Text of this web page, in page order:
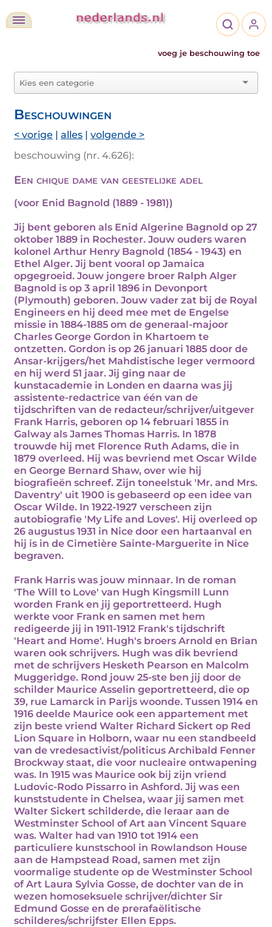
voeg je beschouwing toe
Beschouwingen
< vorige | alles | volgende >
beschouwing (nr. 4.626):
Een chique dame van geestelijke adel
(voor Enid Bagnold (1889 - 1981))
Jij bent geboren als Enid Algerine Bagnold op 27
oktober 1889 in Rochester. Jouw ouders waren
kolonel Arthur Henry Bagnold (1854 - 1943) en
Ethel Alger. Jij bent vooral op Jamaica
opgegroeid. Jouw jongere broer Ralph Alger
Bagnold is op 3 april 1896 in Devonport
(Plymouth) geboren. Jouw vader zat bij de Royal
Engineers en hij deed mee met de Engelse
missie in 1884-1885 om de generaal-majoor
Charles George Gordon in Khartoem te
ontzetten. Gordon is op 26 januari 1885 door de
Ansar-krijgers/het Mahdistische leger vermoord
en hij werd 51 jaar. Jij ging naar de
kunstacademie in Londen en daarna was jij
assistente-redactrice van één van de
tijdschriften van de redacteur/schrijver/uitgever
Frank Harris, geboren op 14 februari 1855 in
Galway als James Thomas Harris. In 1878
trouwde hij met Florence Ruth Adams, die in
1879 overleed. Hij was bevriend met Oscar Wilde
en George Bernard Shaw, over wie hij
biografieën schreef. Zijn toneelstuk 'Mr. and Mrs.
Daventry' uit 1900 is gebaseerd op een idee van
Oscar Wilde. In 1922-1927 verscheen zijn
autobiografie 'My Life and Loves'. Hij overleed op
26 augustus 1931 in Nice door een hartaanval en
hij is in de Cimetière Sainte-Marguerite in Nice
begraven.
Frank Harris was jouw minnaar. In de roman
'The Will to Love' van Hugh Kingsmill Lunn
worden Frank en jij geportretteerd. Hugh
werkte voor Frank en samen met hem
redigeerde jij in 1911-1912 Frank's tijdschrift
'Heart and Home'. Hugh's broers Arnold en Brian
waren ook schrijvers. Hugh was dik bevriend
met de schrijvers Hesketh Pearson en Malcolm
Muggeridge. Rond jouw 25-ste ben jij door de
schilder Maurice Asselin geportretteerd, die op
39, rue Lamarck in Parijs woonde. Tussen 1914 en
1916 deelde Maurice ook een appartement met
zijn beste vriend Walter Richard Sickert op Red
Lion Square in Holborn, waar nu een standbeeld
van de vredesactivist/politicus Archibald Fenner
Brockway staat, die voor nucleaire ontwapening
was. In 1915 was Maurice ook bij zijn vriend
Ludovic-Rodo Pissarro in Ashford. Jij was een
kunststudente in Chelsea, waar jij samen met
Walter Sickert schilderde, die leraar aan de
Westminster School of Art aan Vincent Square
was. Walter had van 1910 tot 1914 een
particuliere kunstschool in Rowlandson House
aan de Hampstead Road, samen met zijn
voormalige studente op de Westminster School
of Art Laura Sylvia Gosse, de dochter van de in
wezen homoseksuele schrijver/dichter Sir
Edmund Gosse en de prerafaëlitische
schilderes/schrijfster Ellen Epps.